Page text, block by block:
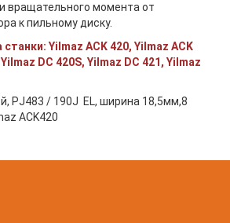
вращательного момента от
к пильному диску.
Yilmaz ACK 420, Yilmaz ACK
DC 420S, Yilmaz DC 421, Yilmaz
РJ483 / 190J EL, ширина 18,5мм,8
ACK420